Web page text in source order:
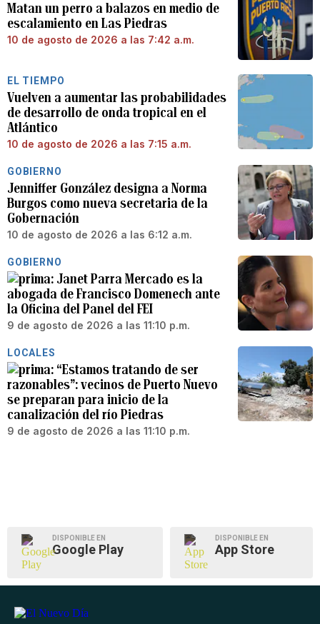
Matan un perro a balazos en medio de
escalamiento en Las Piedras
10 de agosto de 2026 a las 7:42 a.m.
EL TIEMPO
Vuelven a aumentar las probabilidades
de desarrollo de onda tropical en el
Atlántico
10 de agosto de 2026 a las 7:15 a.m.
GOBIERNO
Jenniffer González designa a Norma
Burgos como nueva secretaria de la
Gobernación
10 de agosto de 2026 a las 6:12 a.m.
GOBIERNO
Janet Parra Mercado es la
abogada de Francisco Domenech ante
la Oficina del Panel del FEI
9 de agosto de 2026 a las 11:10 p.m.
LOCALES
“Estamos tratando de ser
razonables”: vecinos de Puerto Nuevo
se preparan para inicio de la
canalización del río Piedras
9 de agosto de 2026 a las 11:10 p.m.
DISPONIBLE EN
Google Play
DISPONIBLE EN
App Store